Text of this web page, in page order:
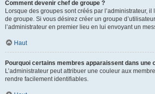
Comment devenir chef de groupe ?
Lorsque des groupes sont créés par l’administrateur,
de groupe. Si vous désirez créer un groupe
l’administrateur en premier lieu en lui envoyant un
Haut
Pourquoi certains membres apparaissent dans une
L’administrateur peut attribuer une couleur aux
rendre facilement identifiables.